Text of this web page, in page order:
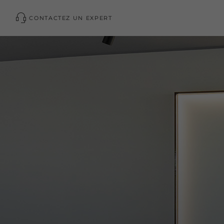
CONTACTEZ UN EXPERT